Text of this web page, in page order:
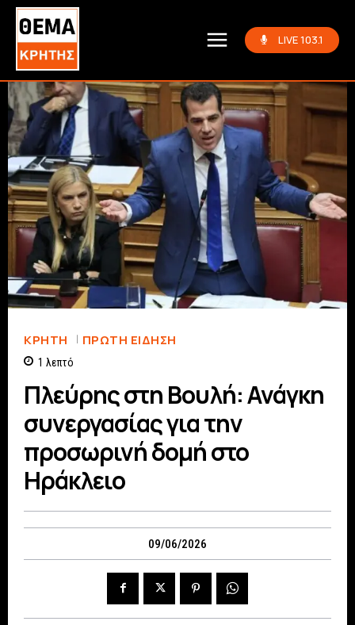
LIVE 103.1
ΚΡΗΤΗ ΠΡΏΤΗ ΕΊΔΗΣΗ
1 λεπτό
Πλεύρης στη Βουλή: Ανάγκη
συνεργασίας για την
προσωρινή δομή στο
Ηράκλειο
09/06/2026